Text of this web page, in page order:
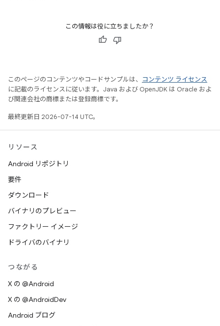
この情報は役に立ちましたか？
このページのコンテンツやコードサンプルは、
コンテンツ ライセンス
に記載のライセンスに従います。Java および OpenJDK は Oracle およ
び関連会社の商標または登録商標です。
最終更新日 2026-07-14 UTC。
リソース
Android リポジトリ
要件
ダウンロード
バイナリのプレビュー
ファクトリー イメージ
ドライバのバイナリ
つながる
X の @Android
X の @AndroidDev
Android ブログ